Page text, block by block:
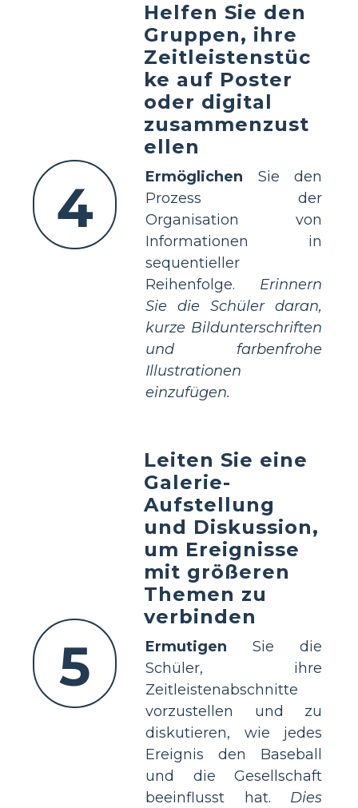
4
Helfen Sie den
Gruppen, ihre
Zeitleistenstüc
ke auf Poster
oder digital
zusammenzust
ellen
Ermöglichen Sie den
Prozess der
Organisation von
Informationen in
sequentieller
Reihenfolge. Erinnern
Sie die Schüler daran,
kurze Bildunterschriften
und farbenfrohe
Illustrationen
einzufügen.
5
Leiten Sie eine
Galerie-
Aufstellung
und Diskussion,
um Ereignisse
mit größeren
Themen zu
verbinden
Ermutigen Sie die
Schüler, ihre
Zeitleistenabschnitte
vorzustellen und zu
diskutieren, wie jedes
Ereignis den Baseball
und die Gesellschaft
beeinflusst hat. Dies